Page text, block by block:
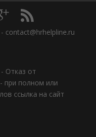
- contact@hrhelpline.ru
- Отказ от
при полном или
ссылка на сайт